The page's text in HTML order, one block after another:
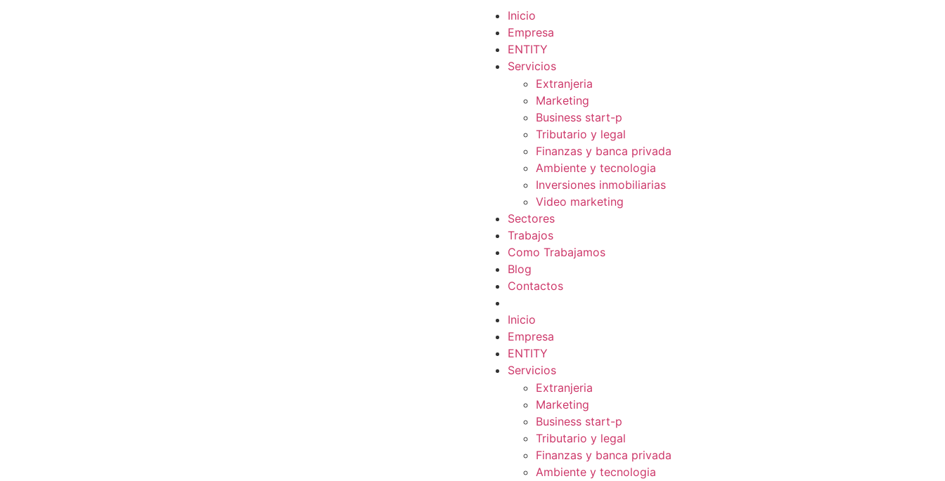
Inicio
Empresa
ENTITY
Servicios
Extranjeria
Marketing
Business start-p
Tributario y legal
Finanzas y banca privada
Ambiente y tecnologia
Inversiones inmobiliarias
Video marketing
Sectores
Trabajos
Como Trabajamos
Blog
Contactos
Inicio
Empresa
ENTITY
Servicios
Extranjeria
Marketing
Business start-p
Tributario y legal
Finanzas y banca privada
Ambiente y tecnologia